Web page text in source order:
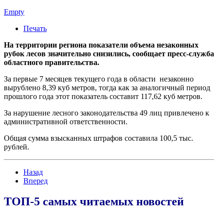
Empty
Печать
На территории региона показатели объема незаконных
рубок лесов значительно снизились, сообщает пресс-служба
областного правительства.
За первые 7 месяцев текущего года в области незаконно
вырублено 8,39 куб метров, тогда как за аналогичный период
прошлого года этот показатель составит 117,62 куб метров.
За нарушение лесного законодательства 49 лиц привлечено к
административной ответственности.
Общая сумма взысканных штрафов составила 100,5 тыс.
рублей.
Назад
Вперед
ТОП-5 самых читаемых новостей